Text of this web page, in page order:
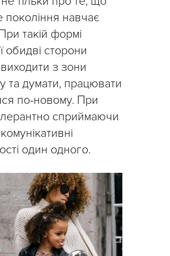
навчає
такій формі
обидві сторони
з зони
та думати, працювати
по-новому. При
сприймаючи
один одного.